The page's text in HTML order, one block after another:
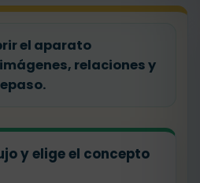
el aparato
relaciones y
y elige el concepto